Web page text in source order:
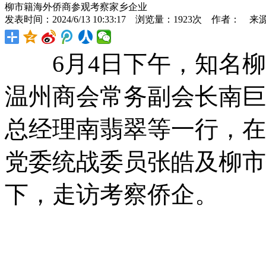
柳市籍海外侨商参观考察家乡企业
发表时间：2024/6/13 10:33:17 浏览量：1923次 作者： 来
6月4日下午，知名柳
温州商会常务副会长南
总经理南翡翠等一行，
党委统战委员张皓及柳
下，走访考察侨企。